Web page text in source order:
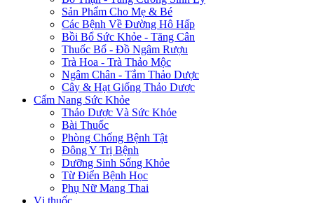
Sản Phẩm Cho Mẹ & Bé
Các Bệnh Về Đường Hô Hấp
Bồi Bổ Sức Khỏe - Tăng Cân
Thuốc Bổ - Đồ Ngâm Rượu
Trà Hoa - Trà Thảo Mộc
Ngâm Chân - Tắm Thảo Dược
Cây & Hạt Giống Thảo Dược
Cẩm Nang Sức Khỏe
Thảo Dược Và Sức Khỏe
Bài Thuốc
Phòng Chống Bệnh Tật
Đông Y Trị Bệnh
Dưỡng Sinh Sống Khỏe
Từ Điển Bệnh Học
Phụ Nữ Mang Thai
Vị thuốc